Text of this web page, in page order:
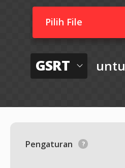
Pilih File
GSRT
Pengaturan